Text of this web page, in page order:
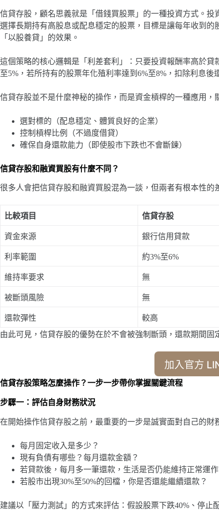
信貸存股，顧名思義就是「借錢買股票」的一種投資方式。
選擇長期持有高股息或配息穩定的股票，目標是讓每年收到
「以股養貸」的效果。
這個策略的核心邏輯是「利差套利」：只要投資報酬率高於
至5%，若所持有的股票年化殖利率達到6%至8%，扣除利息後
信貸存股並不是什麼神秘的操作，而是資金槓桿的一種應用，
選對標的（配息穩定、體質良好的企業）
控制槓桿比例（不過度借貸）
確保自身還款能力（即使股市下跌也不會斷鍊）
信貸存股和融資買股有什麼不同？
很多人會把信貸存股和融資買股混為一談，但兩者有根本性的
比較項目 信貸存股
資金來源 銀行信用貸款
利率範圍 約3%至6%
維持率要求 無
被斷頭風險 無
還款彈性 較高
由此可見，信貸存股的優勢在於不會被強制斷頭，還款期間
加入官方
信貸存股策略怎麼操作？一步一步帶你掌握關鍵流程
步驟一：評估自身財務狀況
在開始操作信貸存股之前，最重要的一步是誠實面對自己的財
每月固定收入是多少？
現有負債有哪些？每月還款金額？
若貸款後，每月多一筆還款，生活是否仍能維持正常運作
若股市出現30%至50%的回檔，你是否還能繼續還款？
建議以「壓力測試」的方式來評估：假設股票下跌40%、停